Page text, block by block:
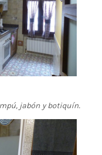
jabón y botiquín.